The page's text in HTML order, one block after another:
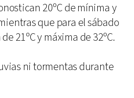
20ºC de mínima y
que para el sábado
21ºC y máxima de 32ºC.
ni tormentas durante